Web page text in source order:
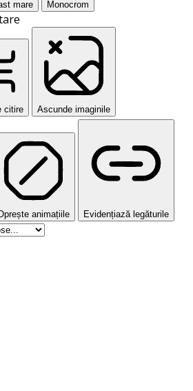
mare Monocrom
citire Ascunde imaginile
animațiile Evidențiază legăturile